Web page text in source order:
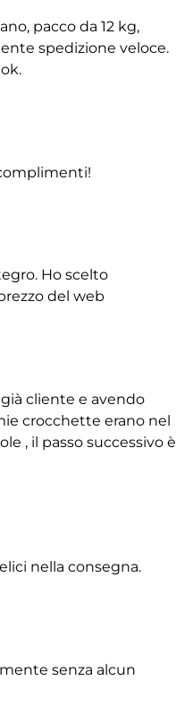
pacco da 12 kg,
spedizione veloce.
Ho scelto
del web
cliente e avendo
crocchette erano nel
, il passo successivo è
nella consegna.
senza alcun